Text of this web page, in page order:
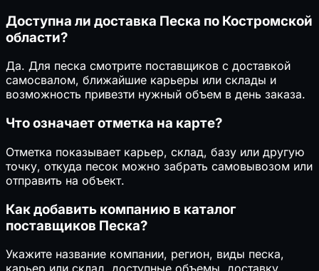
Доступна ли доставка Песка по Костромской
области?
Да. Для песка смотрите поставщиков с доставкой
самосвалом, ближайшие карьеры или склады и
возможность привезти нужный объем в день заказа.
Что означает отметка на карте?
Отметка показывает карьер, склад, базу или другую
точку, откуда песок можно забрать самовывозом или
отправить на объект.
Как добавить компанию в каталог
поставщиков Песка?
Укажите название компании, регион, виды песка,